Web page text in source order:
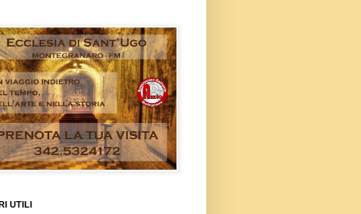
UTILI